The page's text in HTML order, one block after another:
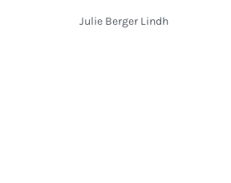
Julie Berger Lindh